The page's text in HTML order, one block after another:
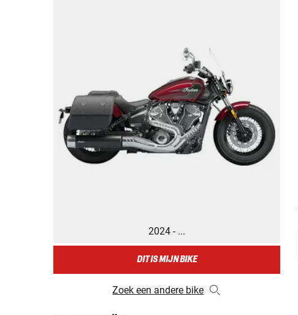
2024 - ...
DIT IS MIJN BIKE
Zoek een andere bike